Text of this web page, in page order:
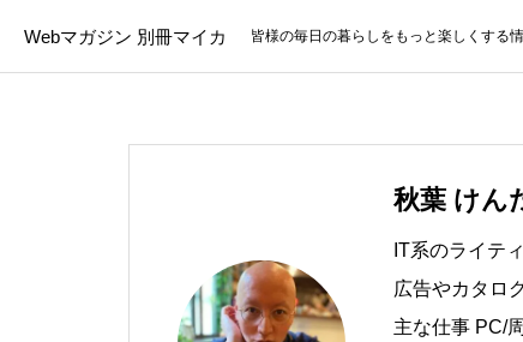
Webマガジン 別冊マイカ 皆様の毎日の暮らしをもっと楽しくする
秋葉 けん
IT系のライテ
広告やカタロ
主な仕事 PC/